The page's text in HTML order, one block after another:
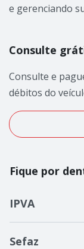
e gerenciando
Consulte
Consulte e
débitos do
Fique por
IPVA
Sefaz